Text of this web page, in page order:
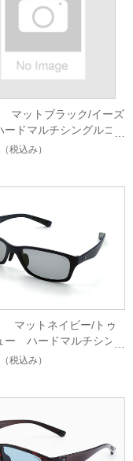
マットブラック/イーズ
ードマルチシングルコ
（税込み）
マットネイビー/トゥ
ー ハードマルチシン
ト
（税込み）